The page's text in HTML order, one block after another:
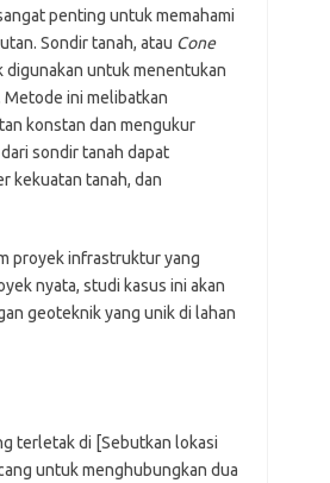
penting untuk memahami
Sondir tanah, atau Cone
digunakan untuk menentukan
ini melibatkan
konstan dan mengukur
sondir tanah dapat
kekuatan tanah, dan
proyek infrastruktur yang
nyata, studi kasus ini akan
geoteknik yang unik di lahan
terletak di [Sebutkan lokasi
untuk menghubungkan dua